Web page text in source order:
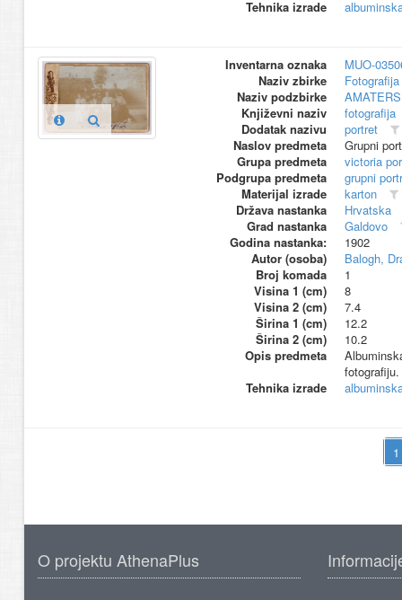
Tehnika izrade
Inventarna oznaka
MUO-
Naziv zbirke
Naziv podzbirke
Književni naziv
fotografija
Dodatak nazivu
portret
Naslov predmeta
Grupni
Grupa predmeta
victoria
Podgrupa predmeta
grupni
Materijal izrade
karton
Država nastanka
Hrvatska
Grad nastanka
Galdovo
Godina nastanka:
1902
Autor (osoba)
Balogh,
Broj komada
1
Visina 1 (cm)
8
Visina 2 (cm)
7.4
Širina 1 (cm)
12.2
Širina 2 (cm)
10.2
Opis predmeta
Tehnika izrade
O projektu AthenaPlus